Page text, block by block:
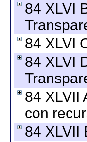
84 XLVI
84 XLVI
84 XLVI
84 XLVII
con
84 XLVII